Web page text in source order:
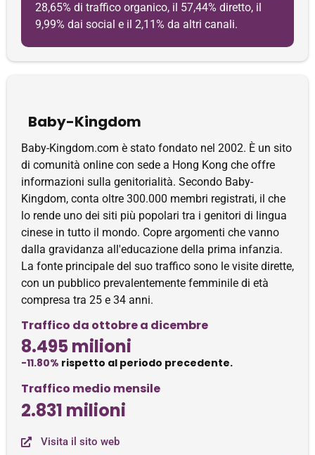
28,65% di traffico organico, il 57,44% diretto, il
9,99% dai social e il 2,11% da altri canali.
Baby-Kingdom
Baby-Kingdom.com è stato fondato nel 2002. È un sito
di comunità online con sede a Hong Kong che offre
informazioni sulla genitorialità. Secondo Baby-
Kingdom, conta oltre 300.000 membri registrati, il che
lo rende uno dei siti più popolari tra i genitori di lingua
cinese in tutto il mondo. Copre argomenti che vanno
dalla gravidanza all'educazione della prima infanzia.
La fonte principale del suo traffico sono le visite dirette,
con un pubblico prevalentemente femminile di età
compresa tra 25 e 34 anni.
Traffico da ottobre a dicembre
8.495 milioni
-11.80% rispetto al periodo precedente.
Traffico medio mensile
2.831 milioni
Visita il sito web